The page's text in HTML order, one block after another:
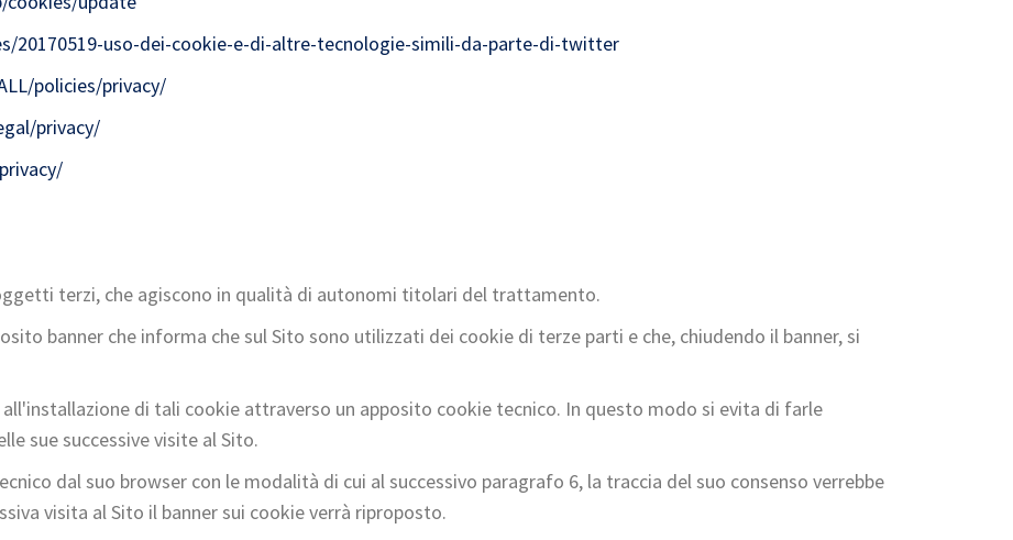
20170519-uso-dei-cookie-e-di-altre-tecnologie-simili-da-parte-di-twitter
policies/privacy/
privacy/
terzi, che agiscono in qualità di autonomi titolari del trattamento.
banner che informa che sul Sito sono utilizzati dei cookie di terze parti e che, chiudendo il banner, si
di tali cookie attraverso un apposito cookie tecnico. In questo modo si evita di farle
sue successive visite al Sito.
dal suo browser con le modalità di cui al successivo paragrafo 6, la traccia del suo consenso verrebbe
visita al Sito il banner sui cookie verrà riproposto.